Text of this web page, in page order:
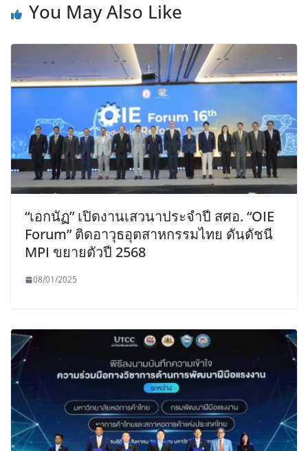
You May Also Like
“เอกนัฏ” เปิดงานเสวนาประจำปี สศอ. “OIE
Forum” ติดอาวุธอุตสาหกรรมไทย ดันดัชนี
MPI ขยายตัวปี 2568
08/01/2025